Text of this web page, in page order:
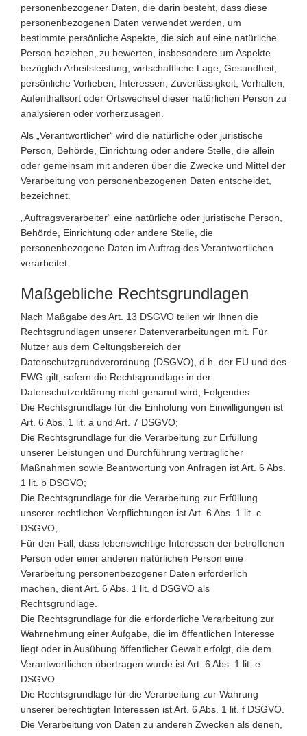
personenbezogener Daten, die darin besteht, dass diese
personenbezogenen Daten verwendet werden, um
bestimmte persönliche Aspekte, die sich auf eine natürliche
Person beziehen, zu bewerten, insbesondere um Aspekte
bezüglich Arbeitsleistung, wirtschaftliche Lage, Gesundheit,
persönliche Vorlieben, Interessen, Zuverlässigkeit, Verhalten,
Aufenthaltsort oder Ortswechsel dieser natürlichen Person zu
analysieren oder vorherzusagen.
Als „Verantwortlicher“ wird die natürliche oder juristische
Person, Behörde, Einrichtung oder andere Stelle, die allein
oder gemeinsam mit anderen über die Zwecke und Mittel der
Verarbeitung von personenbezogenen Daten entscheidet,
bezeichnet.
„Auftragsverarbeiter“ eine natürliche oder juristische Person,
Behörde, Einrichtung oder andere Stelle, die
personenbezogene Daten im Auftrag des Verantwortlichen
verarbeitet.
Maßgebliche Rechtsgrundlagen
Nach Maßgabe des Art. 13 DSGVO teilen wir Ihnen die
Rechtsgrundlagen unserer Datenverarbeitungen mit. Für
Nutzer aus dem Geltungsbereich der
Datenschutzgrundverordnung (DSGVO), d.h. der EU und des
EWG gilt, sofern die Rechtsgrundlage in der
Datenschutzerklärung nicht genannt wird, Folgendes:
Die Rechtsgrundlage für die Einholung von Einwilligungen ist
Art. 6 Abs. 1 lit. a und Art. 7 DSGVO;
Die Rechtsgrundlage für die Verarbeitung zur Erfüllung
unserer Leistungen und Durchführung vertraglicher
Maßnahmen sowie Beantwortung von Anfragen ist Art. 6 Abs.
1 lit. b DSGVO;
Die Rechtsgrundlage für die Verarbeitung zur Erfüllung
unserer rechtlichen Verpflichtungen ist Art. 6 Abs. 1 lit. c
DSGVO;
Für den Fall, dass lebenswichtige Interessen der betroffenen
Person oder einer anderen natürlichen Person eine
Verarbeitung personenbezogener Daten erforderlich
machen, dient Art. 6 Abs. 1 lit. d DSGVO als
Rechtsgrundlage.
Die Rechtsgrundlage für die erforderliche Verarbeitung zur
Wahrnehmung einer Aufgabe, die im öffentlichen Interesse
liegt oder in Ausübung öffentlicher Gewalt erfolgt, die dem
Verantwortlichen übertragen wurde ist Art. 6 Abs. 1 lit. e
DSGVO.
Die Rechtsgrundlage für die Verarbeitung zur Wahrung
unserer berechtigten Interessen ist Art. 6 Abs. 1 lit. f DSGVO.
Die Verarbeitung von Daten zu anderen Zwecken als denen,